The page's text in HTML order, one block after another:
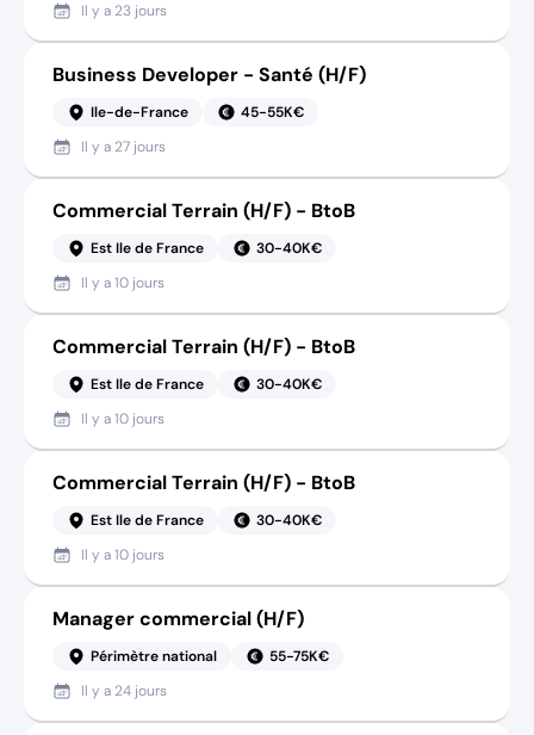
Il y a 23 jours
Business Developer - Santé (H/F)
Ile-de-France
45-55K€
Il y a 27 jours
Commercial Terrain (H/F) - BtoB
Est Ile de France
30-40K€
Il y a10 jours
Commercial Terrain (H/F) - BtoB
Est Ile de France
30-40K€
Il y a10 jours
Commercial Terrain (H/F) - BtoB
Est Ile de France
30-40K€
Il y a10 jours
Manager commercial (H/F)
Périmètre national
55-75K€
Il y a 24 jours